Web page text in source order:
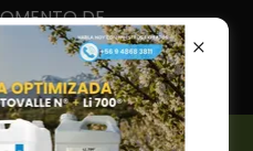
DE
POSEIDON®
PARA
FLORACIÓN